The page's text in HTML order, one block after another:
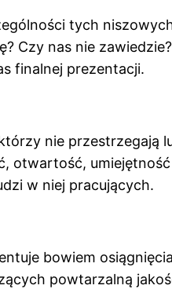
tych
Czy nas nie
finalnej prezentacji.
nie przestrzegają
otwartość,
w niej pracujących.
bowiem
powtarzalną